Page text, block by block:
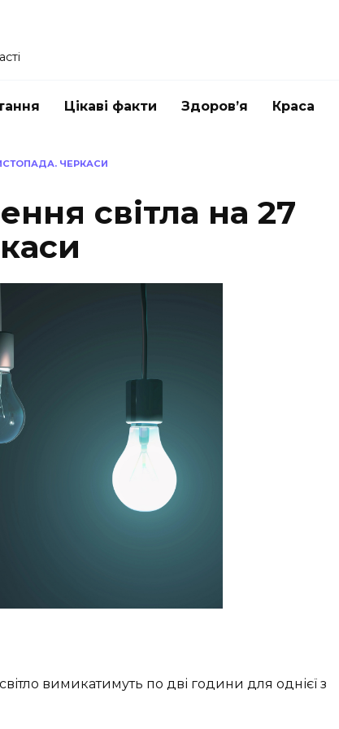
Цікаві факти Здоров’я Краса
ЧЕРКАСИ
світла на 27
вимикатимуть по дві години для однієї з